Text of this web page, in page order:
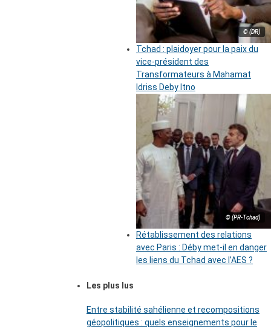
© (DR)
Tchad : plaidoyer pour la paix du
vice-président des
Transformateurs à Mahamat
Idriss Deby Itno
© (PR-Tchad)
Rétablissement des relations
avec Paris : Déby met-il en danger
les liens du Tchad avec l’AES ?
Les plus lus
Entre stabilité sahélienne et recompositions
géopolitiques : quels enseignements pour le